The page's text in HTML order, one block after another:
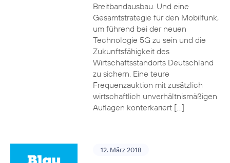
Breitbandausbau. Und eine
Gesamtstrategie für den Mobilfunk,
um führend bei der neuen
Technologie 5G zu sein und die
Zukunftsfähigkeit des
Wirtschaftsstandorts Deutschland
zu sichern. Eine teure
Frequenzauktion mit zusätzlich
wirtschaftlich unverhältnismäßigen
Auflagen konterkariert […]
12. März 2018